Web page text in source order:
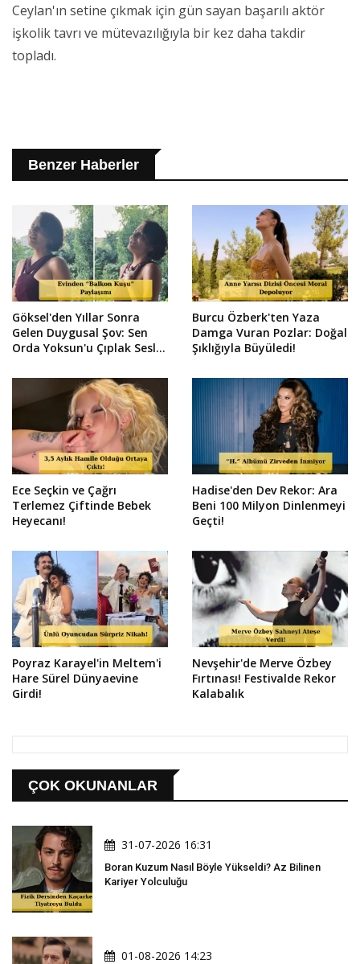
Ceylan'ın setine çıkmak için gün sayan başarılı aktör
işkolik tavrı ve mütevazılığıyla bir kez daha takdir
topladı.
Benzer Haberler
Göksel'den Yıllar Sonra
Gelen Duygusal Şov: Sen
Orda Yoksun'u Çıplak Sesle
Burcu Özberk'ten Yaza
Damga Vuran Pozlar: Doğal
Şıklığıyla Büyüledi!
Ece Seçkin ve Çağrı
Terlemez Çiftinde Bebek
Heyecanı!
Hadise'den Dev Rekor: Ara
Beni 100 Milyon Dinlenmeyi
Geçti!
Poyraz Karayel'in Meltem'i
Hare Sürel Dünyaevine
Girdi!
Nevşehir'de Merve Özbey
Fırtınası! Festivalde Rekor
Kalabalık
ÇOK OKUNANLAR
31-07-2026 16:31
Boran Kuzum Nasıl Böyle Yükseldi? Az Bilinen
Kariyer Yolculuğu
01-08-2026 14:23